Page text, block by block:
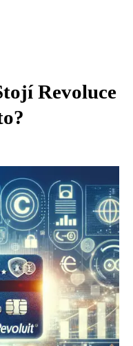
Revoluce